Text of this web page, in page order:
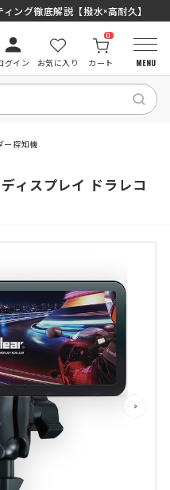
ング徹底解説【撥水×高耐久】
ンカムはどっち？初心者にもおすす
グイン お気に入り カート
0
MENU
探す
用情報
古物営業法に基づく表示/保険勧誘
針
品レビュー利用規約
ー探知機
ィスプレイ ドラレコ
>